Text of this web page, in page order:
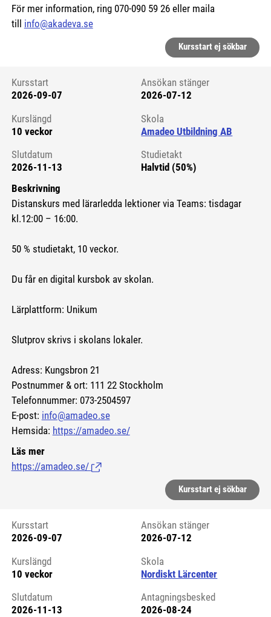
För mer information, ring 070-090 59 26 eller maila
till info@akadeva.se
Kursstart ej sökbar
Kursstart 6156594
Kursstart
2026-09-07
Ansökan stänger
2026-07-12
Kurslängd
10 veckor
Skola
Amadeo Utbildning AB
Slutdatum
2026-11-13
Studietakt
Halvtid (50%)
Beskrivning
Distanskurs med lärarledda lektioner via Teams: tisdagar
kl.12:00 – 16:00.
50 % studietakt, 10 veckor.
Du får en digital kursbok av skolan.
Lärplattform: Unikum
Slutprov skrivs i skolans lokaler.
Adress: Kungsbron 21
Postnummer & ort: 111 22 Stockholm
Telefonnummer: 073-2504597
E-post: info@amadeo.se
Hemsida: https://amadeo.se/
Läs mer
https://amadeo.se/ (Länk till extern sida.)
Kursstart ej sökbar
Kursstart 6248134
Kursstart
2026-09-07
Ansökan stänger
2026-07-12
Kurslängd
10 veckor
Skola
Nordiskt Lärcenter
Slutdatum
2026-11-13
Antagningsbesked
2026-08-24